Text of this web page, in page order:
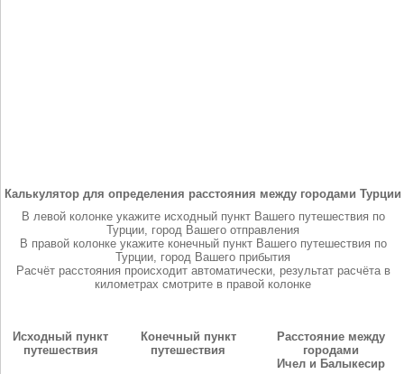
Калькулятор для определения расстояния между городами Турции
В левой колонке укажите исходный пункт Вашего путешествия по
Турции, город Вашего отправления
В правой колонке укажите конечный пункт Вашего путешествия по
Турции, город Вашего прибытия
Расчёт расстояния происходит автоматически, результат расчёта в
километрах смотрите в правой колонке
Исходный пункт
путешествия
Конечный пункт
путешествия
Расстояние между
городами
Ичел и Балыкесир